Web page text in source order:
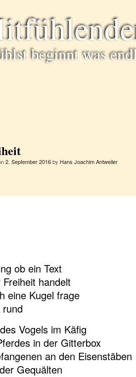
beginnt was
2. September 2016by Hans Joachim Antweiler
ob ein Text
handelt
eine Kugel frage
Vogels im Käfig
in der Gitterbox
an den Eisenstäben
Gequälten